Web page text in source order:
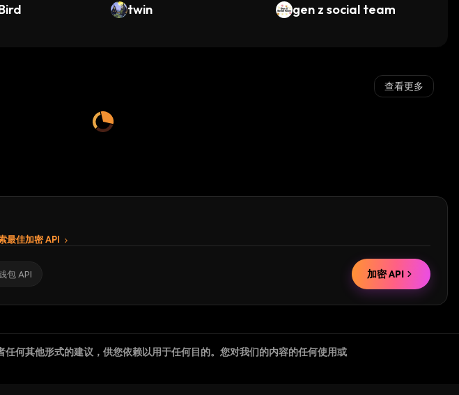
twin gen z social team
查看更多
最佳加密 API
包 API 加密 API
何其他形式的建议，供您依赖以用于任何目的。您对我们的内容的任何使用或